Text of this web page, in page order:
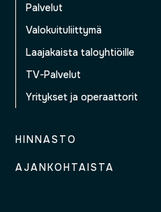
Palvelut
Valokuituliittymä
Laajakaista taloyhtiöille
TV-Palvelut
Yritykset ja operaattorit
HINNASTO
AJANKOHTAISTA